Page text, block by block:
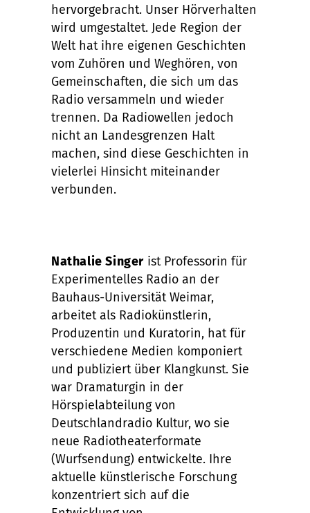
hervorgebracht. Unser Hörverhalten
wird umgestaltet. Jede Region der
Welt hat ihre eigenen Geschichten
vom Zuhören und Weghören, von
Gemeinschaften, die sich um das
Radio versammeln und wieder
trennen. Da Radiowellen jedoch
nicht an Landesgrenzen Halt
machen, sind diese Geschichten in
vielerlei Hinsicht miteinander
verbunden.
Nathalie Singer ist Professorin für
Experimentelles Radio an der
Bauhaus-Universität Weimar,
arbeitet als Radiokünstlerin,
Produzentin und Kuratorin, hat für
verschiedene Medien komponiert
und publiziert über Klangkunst. Sie
war Dramaturgin in der
Hörspielabteilung von
Deutschlandradio Kultur, wo sie
neue Radiotheaterformate
(Wurfsendung) entwickelte. Ihre
aktuelle künstlerische Forschung
konzentriert sich auf die